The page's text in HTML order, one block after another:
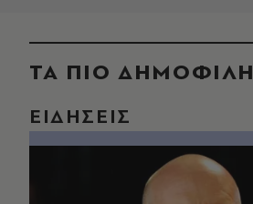
ΤΑ ΠΙΟ ΔΗΜΟΦΙΛΗ
ΕΙΔΗΣΕΙΣ